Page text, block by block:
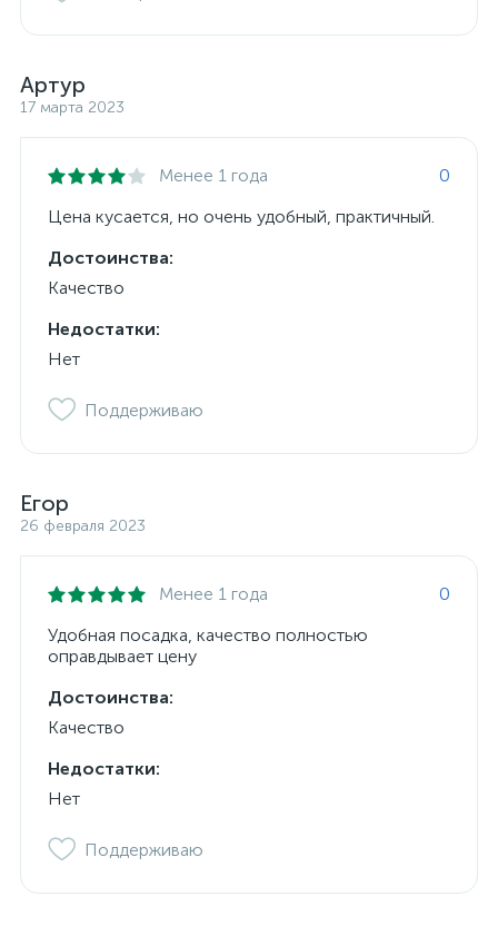
Артур
17 марта 2023
Менее 1 года
0
Цена кусается, но очень удобный, практичный.
Достоинства:
Качество
Недостатки:
Нет
Поддерживаю
Егор
26 февраля 2023
Менее 1 года
0
Удобная посадка, качество полностью
оправдывает цену
Достоинства:
Качество
Недостатки:
Нет
Поддерживаю